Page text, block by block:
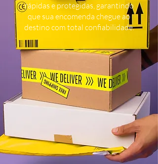
rápidas e protegidas, garantindo
que sua encomenda chegue ao
destino com total confiabilidade.